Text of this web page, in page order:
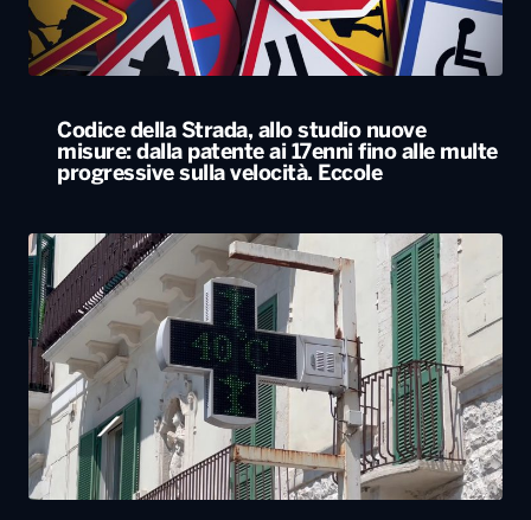
Codice della Strada, allo studio nuove
misure: dalla patente ai 17enni fino alle multe
progressive sulla velocità. Eccole